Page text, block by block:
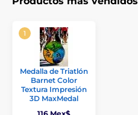
Medalla de Triatlón
Barnet Color
Textura Impresión
3D MaxMedal